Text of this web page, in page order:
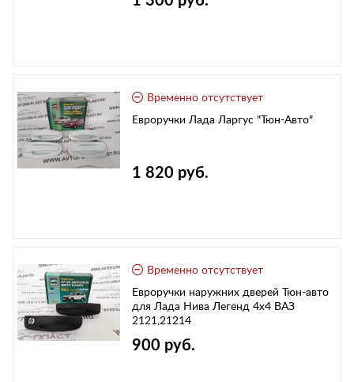
Временно отсутствует
Евроручки Лада Ларгус "Тюн-Авто"
1 820 руб.
Временно отсутствует
Евроручки наружних дверей Тюн-авто
для Лада Нива Легенд 4х4 ВАЗ
2121,21214
900 руб.